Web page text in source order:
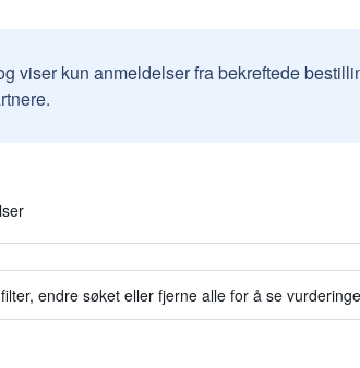
viser kun anmeldelser fra bekreftede
endre søket eller fjerne alle for å se